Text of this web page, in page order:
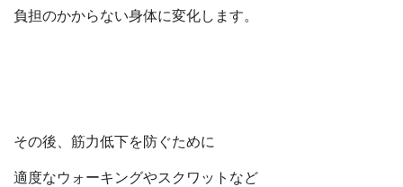
負担のかからない身体に変化します。
その後、筋力低下を防ぐために
適度なウォーキングやスクワットなど